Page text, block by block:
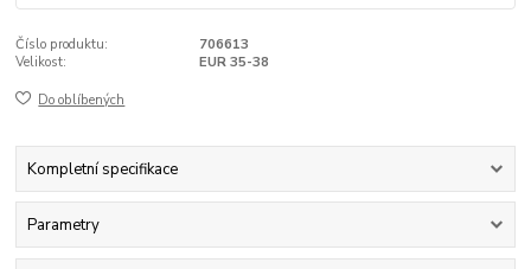
Číslo produktu:
706613
Velikost:
EUR 35-38
Do oblíbených
Kompletní specifikace
Parametry